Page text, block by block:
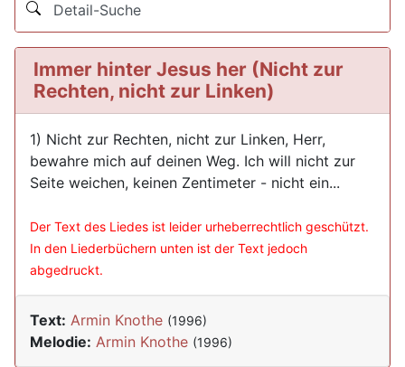
Detail-Suche
Immer hinter Jesus her (Nicht zur
Rechten, nicht zur Linken)
1) Nicht zur Rechten, nicht zur Linken, Herr,
bewahre mich auf deinen Weg. Ich will nicht zur
Seite weichen, keinen Zentimeter - nicht ein...
Der Text des Liedes ist leider urheberrechtlich geschützt.
In den Liederbüchern unten ist der Text jedoch
abgedruckt.
Text: Armin Knothe (1996)
Melodie: Armin Knothe (1996)